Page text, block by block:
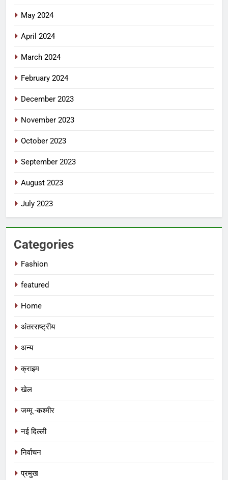
May 2024
April 2024
March 2024
February 2024
December 2023
November 2023
October 2023
September 2023
August 2023
July 2023
Categories
Fashion
featured
Home
अंतरराष्ट्रीय
अन्य
क्राइम
खेल
जम्मू -कश्मीर
नई दिल्ली
निर्वाचन
प्रमुख
5